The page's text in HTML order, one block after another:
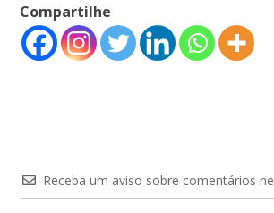
Compartilhe
Receba um aviso sobre comentários